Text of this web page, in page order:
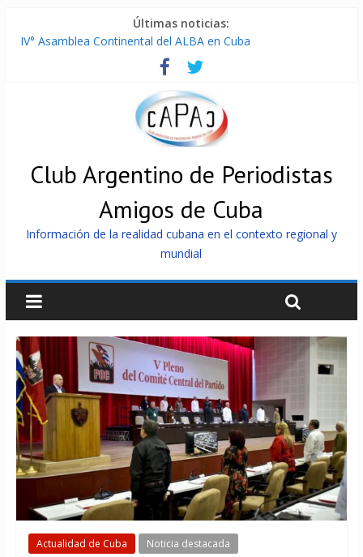
Últimas noticias:
IV° Asamblea Continental del ALBA en Cuba
ONU gestiona con “varios países interesados” envío de
Cuba, la «Gaza silenciosa»
Encuentro de Partidos Comunistas y Obreros en Cuba
China envía a Cuba sistemas 5.000 fotovoltaicos
Club Argentino de Periodistas
Amigos de Cuba
Información de la realidad cubana en el contexto regional y
mundial
Actualidad de Cuba Noticia destacada